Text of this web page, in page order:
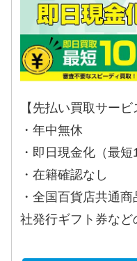
【先払い買取サービ
・年中無休
・即日現金化（最短
・在籍確認なし
・全国百貨店共通
社発行ギフト券など